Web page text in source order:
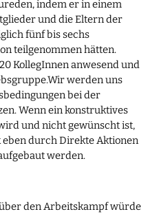
indem er in einem
und die Eltern der
fünf bis sechs
teilgenommen hätten.
KollegInnen anwesend und
werden uns
bei der
Wenn ein konstruktives
und nicht gewünscht ist,
durch Direkte Aktionen
werden.
den Arbeitskampf würde